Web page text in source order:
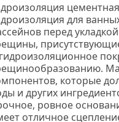
для
перед
которые
и других
ровное
отличное